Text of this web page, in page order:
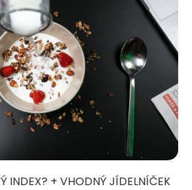
INDEX? + VHODNÝ JÍDELNÍČEK